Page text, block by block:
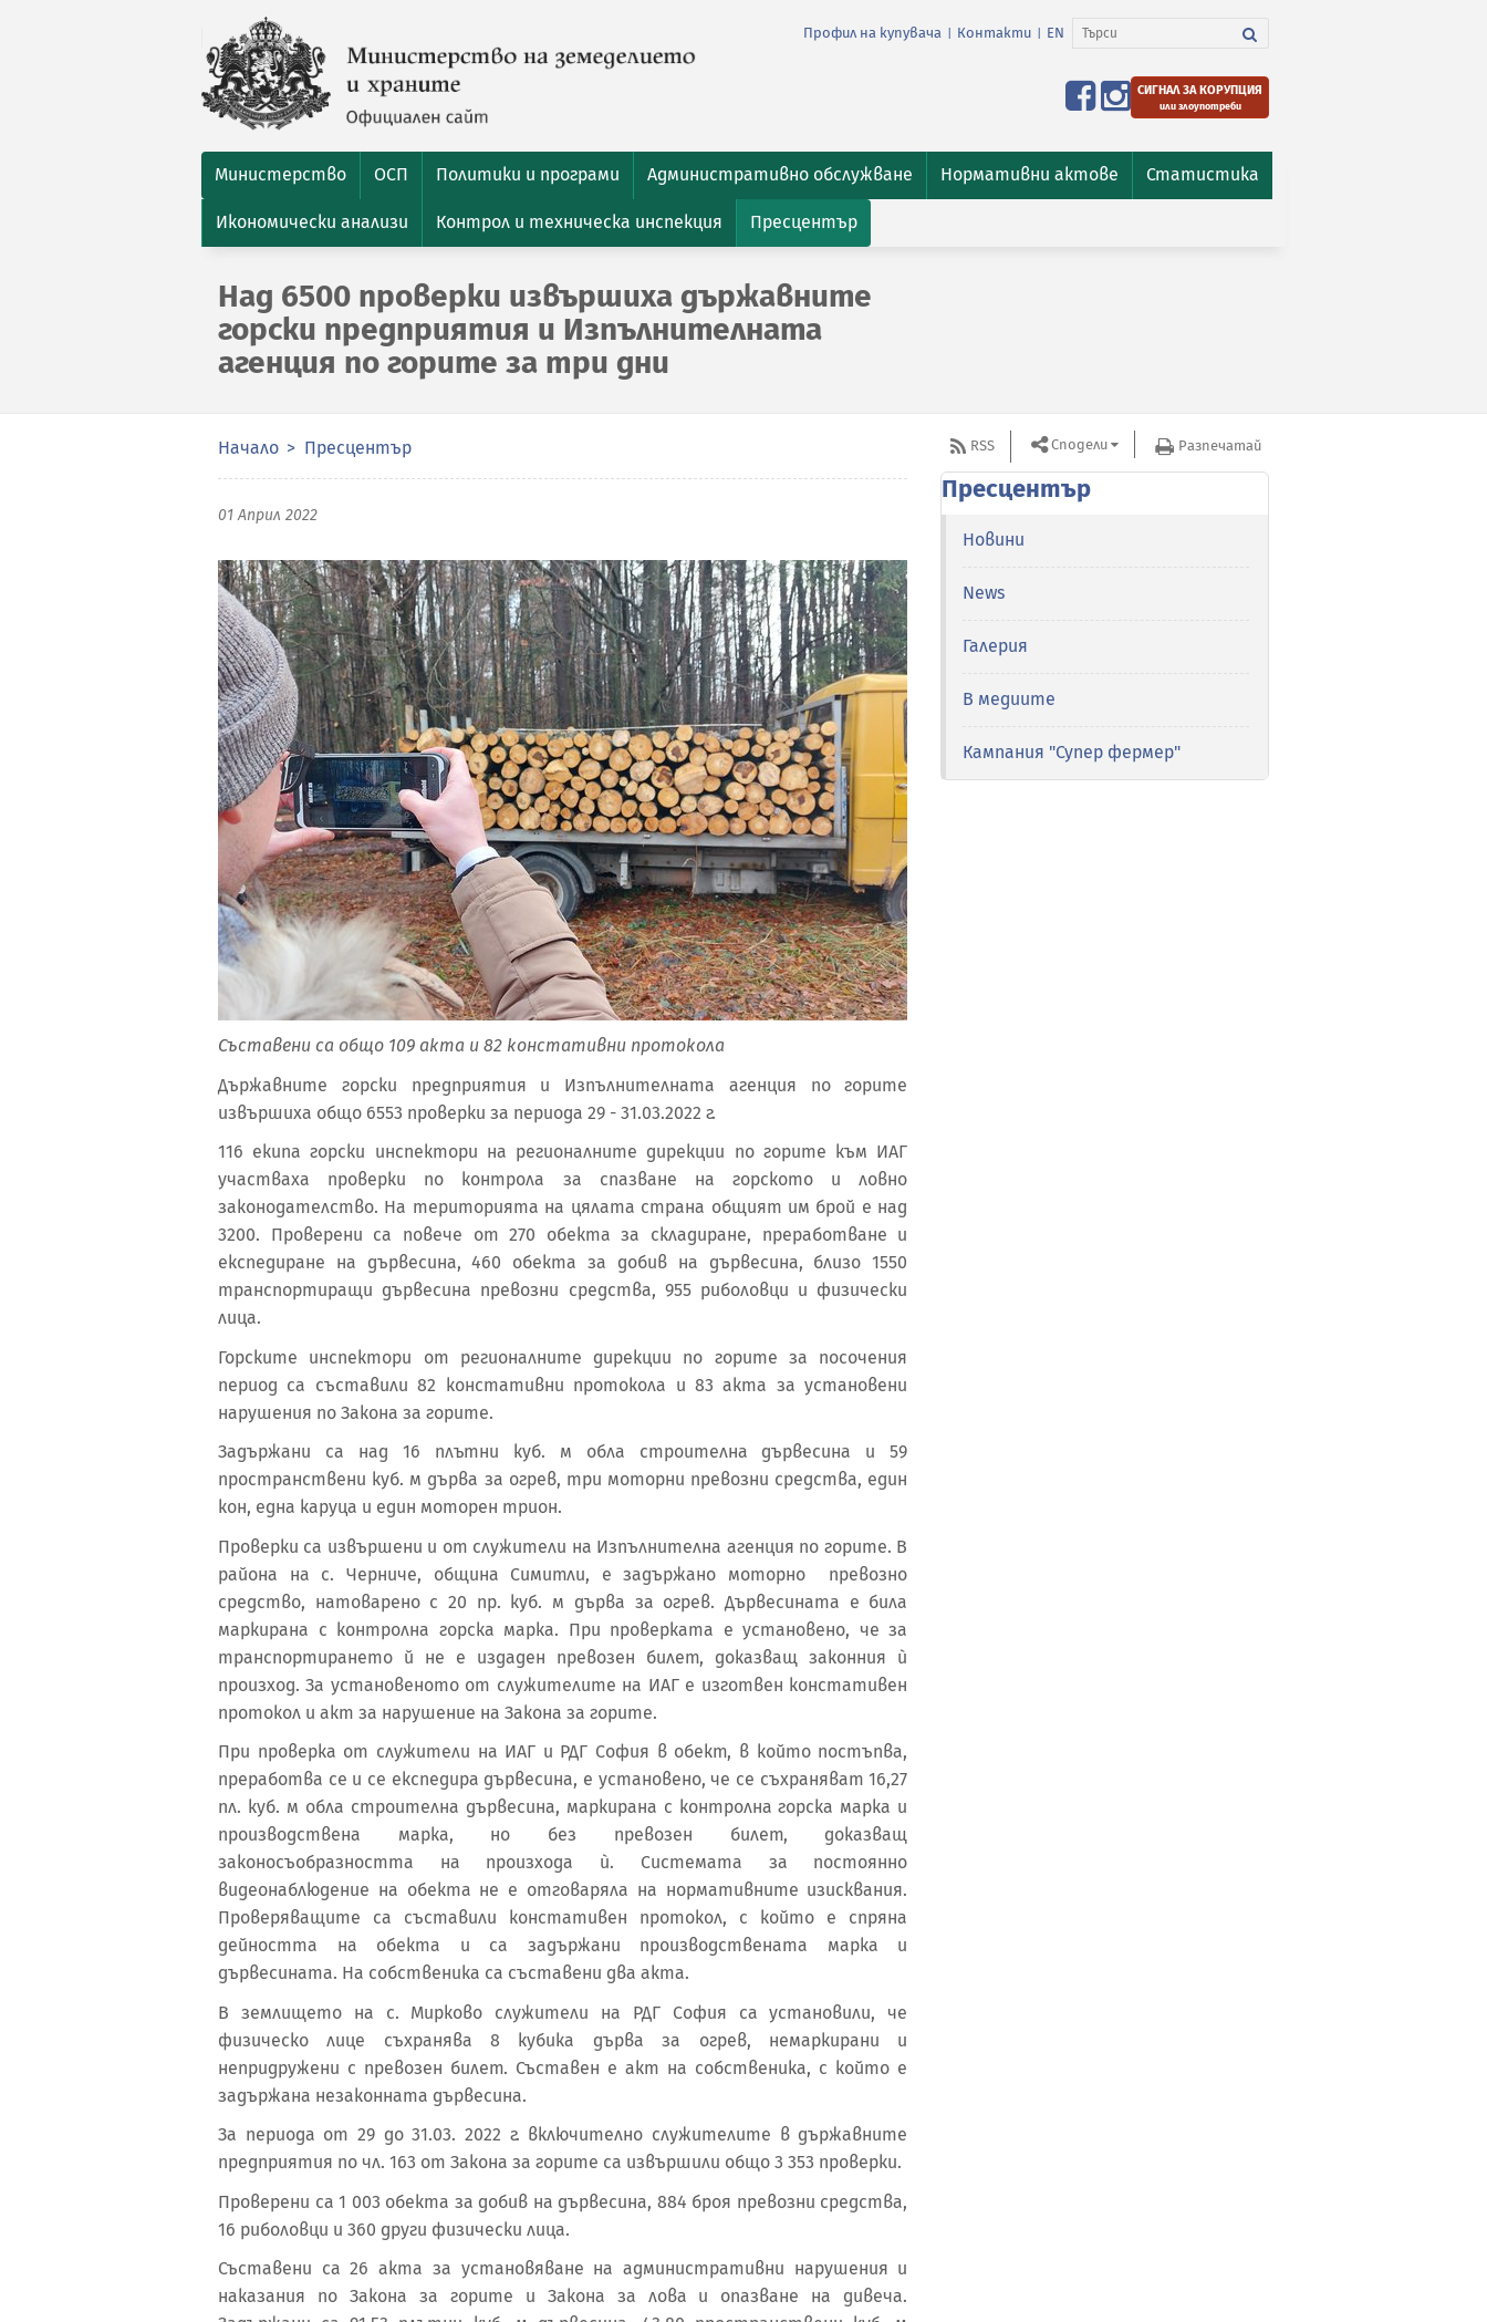
Профил на купувача Контакти EN
СИГНАЛ ЗА КОРУПЦИЯ
или злоупотреби
Министерство ОСП Политики и програми Административно обслужване Нормативни актове Статистика
Икономически анализи Контрол и техническа инспекция Пресцентър
Над 6500 проверки извършиха държавните
горски предприятия и Изпълнителната
агенция по горите за три дни
Начало Пресцентър
01 Април 2022
Съставени са общо 109 акта и 82 констативни протокола
Държавните горски предприятия и Изпълнителната агенция по горите
извършиха общо 6553 проверки за периода 29 - 31.03.2022 г.
116 екипа горски инспектори на регионалните дирекции по горите към ИАГ
участваха проверки по контрола за спазване на горското и ловно
законодателство. На територията на цялата страна общият им брой е над
3200. Проверени са повече от 270 обекта за складиране, преработване и
експедиране на дървесина, 460 обекта за добив на дървесина, близо 1550
транспортиращи дървесина превозни средства, 955 риболовци и физически
лица.
Горските инспектори от регионалните дирекции по горите за посочения
период са съставили 82 констативни протокола и 83 акта за установени
нарушения по Закона за горите.
Задържани са над 16 плътни куб. м обла строителна дървесина и 59
пространствени куб. м дърва за огрев, три моторни превозни средства, един
кон, една каруца и един моторен трион.
Проверки са извършени и от служители на Изпълнителна агенция по горите. В
района на с. Черниче, община Симитли, е задържано моторно превозно
средство, натоварено с 20 пр. куб. м дърва за огрев. Дървесината е била
маркирана с контролна горска марка. При проверката е установено, че за
транспортирането й не е издаден превозен билет, доказващ законния ѝ
произход. За установеното от служителите на ИАГ е изготвен констативен
протокол и акт за нарушение на Закона за горите.
При проверка от служители на ИАГ и РДГ София в обект, в който постъпва,
преработва се и се експедира дървесина, е установено, че се съхраняват 16,27
пл. куб. м обла строителна дървесина, маркирана с контролна горска марка и
производствена марка, но без превозен билет, доказващ
законосъобразността на произхода ѝ. Системата за постоянно
видеонаблюдение на обекта не е отговаряла на нормативните изисквания.
Проверяващите са съставили констативен протокол, с който е спряна
дейността на обекта и са задържани производствената марка и
дървесината. На собственика са съставени два акта.
В землището на с. Мирково служители на РДГ София са установили, че
физическо лице съхранява 8 кубика дърва за огрев, немаркирани и
непридружени с превозен билет. Съставен е акт на собственика, с който е
задържана незаконната дървесина.
За периода от 29 до 31.03. 2022 г. включително служителите в държавните
предприятия по чл. 163 от Закона за горите са извършили общо 3 353 проверки.
Проверени са 1 003 обекта за добив на дървесина, 884 броя превозни средства,
16 риболовци и 360 други физически лица.
Съставени са 26 акта за установяване на административни нарушения и
наказания по Закона за горите и Закона за лова и опазване на дивеча.
RSS Сподели Разпечатай
Пресцентър
Новини
News
Галерия
В медиите
Кампания "Супер фермер"